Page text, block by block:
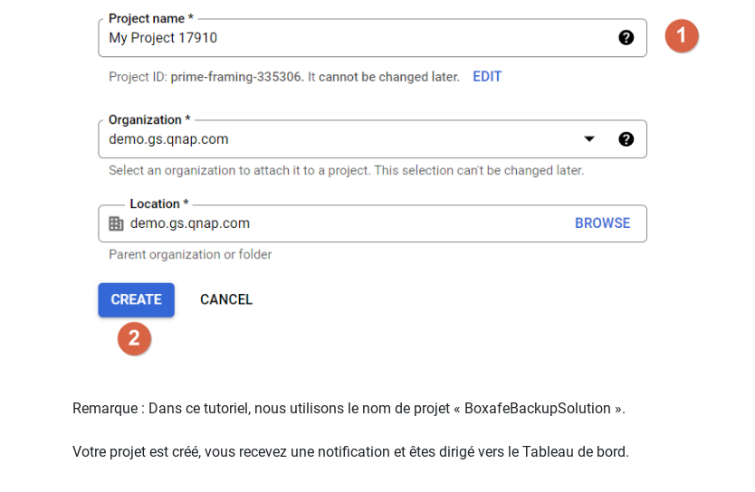
Remarque : Dans ce tutoriel, nous utilisons le nom de projet « BoxafeBackupSolution ».
Votre projet est créé, vous recevez une notification et êtes dirigé vers le Tableau de bord.